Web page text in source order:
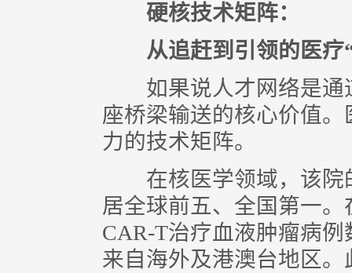
硬核技术矩阵：
从追赶到引领的医疗
如果说人才网络是通
座桥梁输送的核心价值
力的技术矩阵。
在核医学领域，该院
居全球前五、全国第一
CAR-T治疗血液肿瘤病
来自海外及港澳台地区